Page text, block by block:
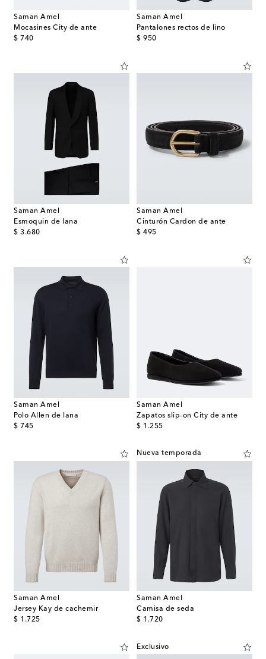
Saman Amel
Mocasines City de ante
$ 740
original price
Saman Amel
Pantalones rectos de lino
$ 950
original price
Saman Amel
Esmoquin de lana
$ 3.680
original price
Saman Amel
Cinturón Cardon de ante
$ 495
original price
Saman Amel
Polo Allen de lana
$ 745
original price
Saman Amel
Zapatos slip-on City de ante
$ 1.255
original price
Saman Amel
Jersey Kay de cachemir
$ 1.725
original price
Nueva temporada
Saman Amel
Camisa de seda
$ 1.720
original price
Exclusivo